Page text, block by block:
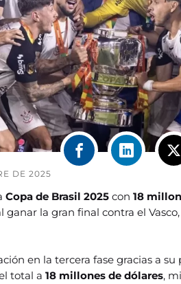
DE 2025
Copa de Brasil 2025 con18
ganar la gran final contra el
en la tercera fase gracias a
total a18 millones de dólares,